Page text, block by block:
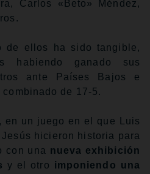
Carlos «Beto» Méndez,
de ellos ha sido tangible,
habiendo ganado sus
ante Países Bajos e
combinado de 17-5.
en un juego en el que Luis
hicieron historia para
con una nueva exhibición
y el otro imponiendo una